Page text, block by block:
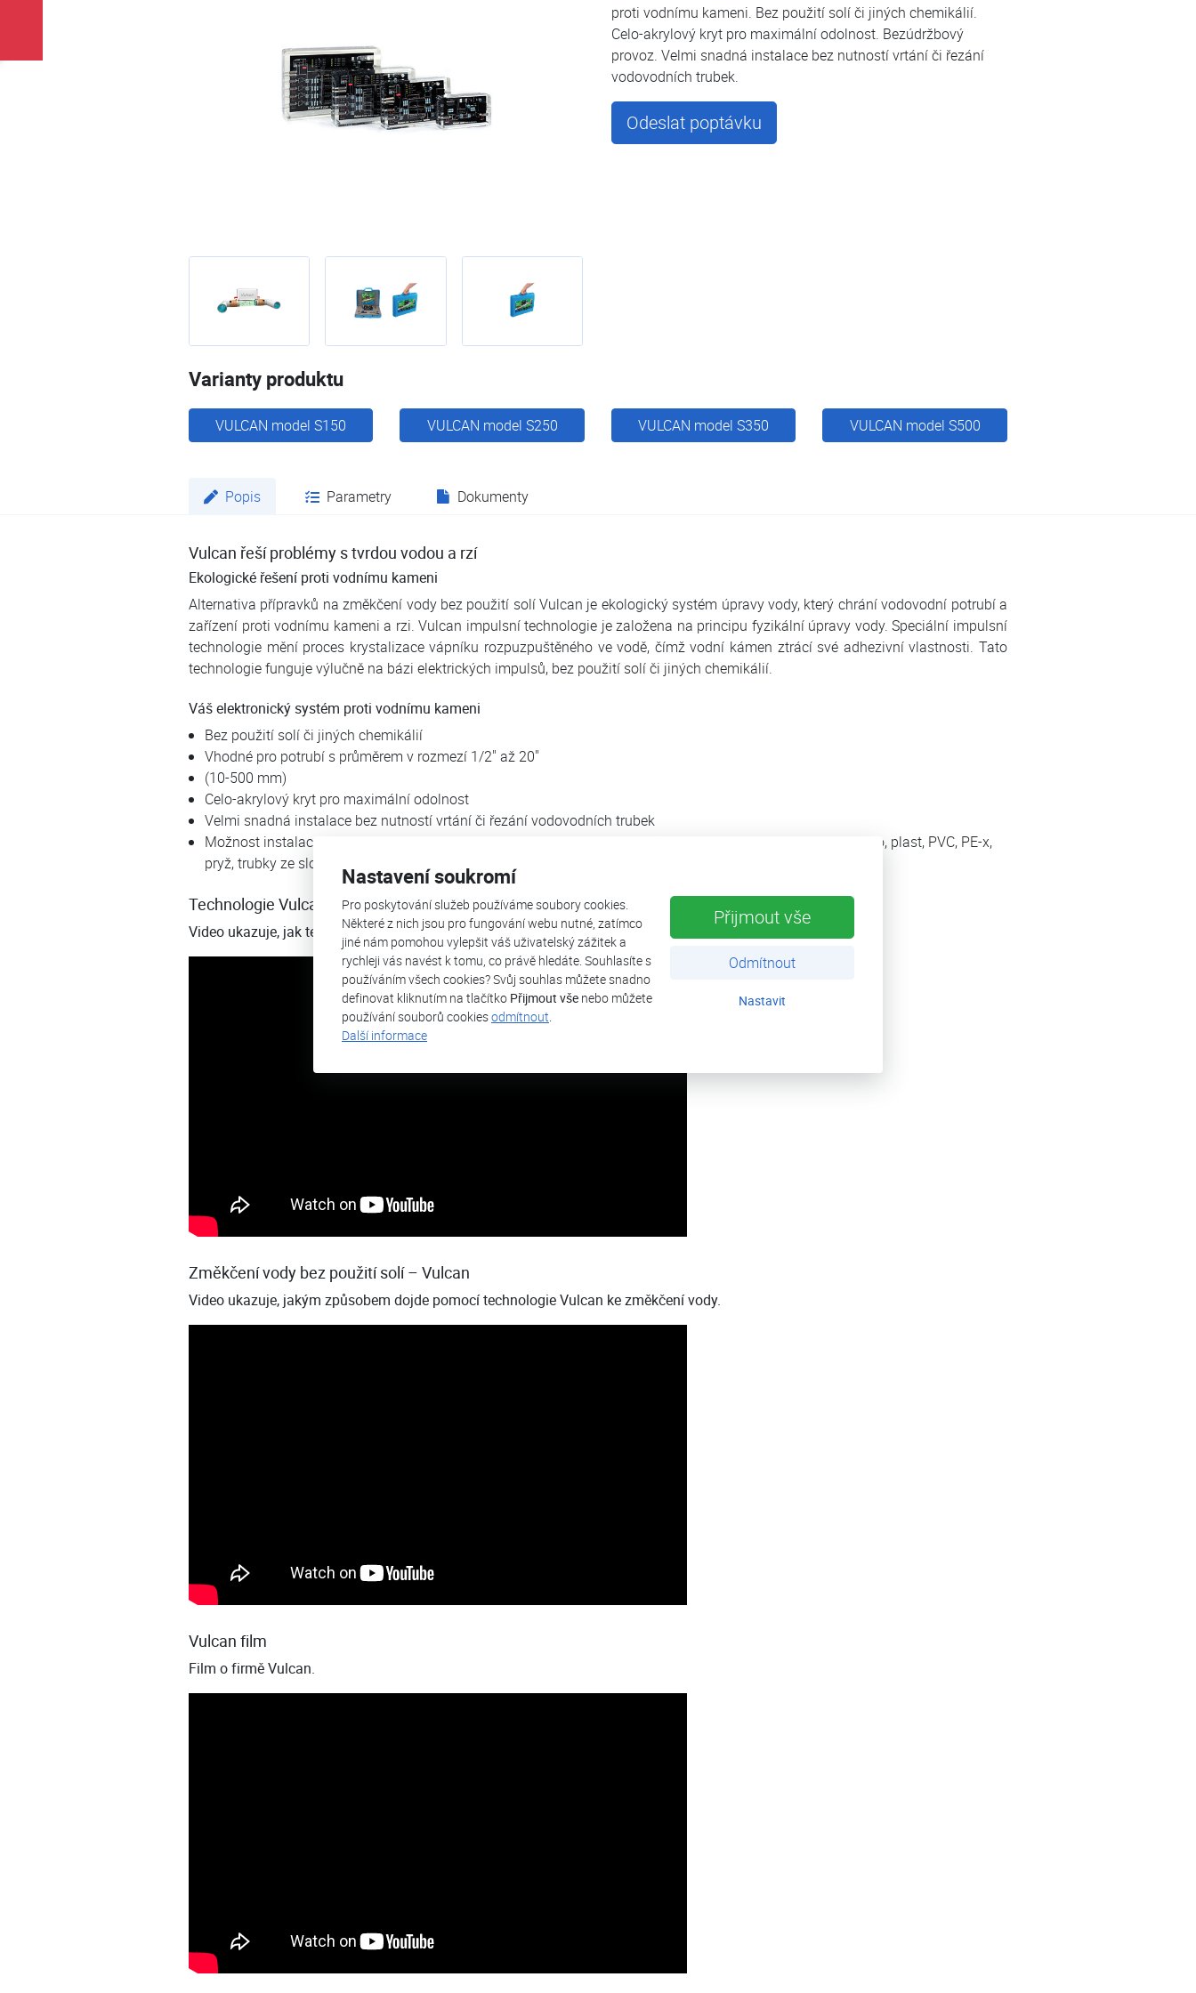
Nastavení soukromí
Pro poskytování služeb používáme soubory cookies.
Některé z nich jsou pro fungování webu nutné, zatímco
jiné nám pomohou vylepšit váš uživatelský zážitek a
rychleji vás navést k tomu, co právě hledáte. Souhlasíte s
používáním všech cookies? Svůj souhlas můžete snadno
definovat kliknutím na tlačítko Přijmout vše nebo můžete
používání souborů cookiesodmítnout.
Další informace
Přijmout vše
Odmítnout
Nastavit
proti vodnímu kameni. Bez použití solí či jiných chemikálií.
Celo-akrylový kryt pro maximální odolnost. Bezúdržbový
provoz. Velmi snadná instalace bez nutností vrtání či řezání
vodovodních trubek.
Odeslat poptávku
Varianty produktu
VULCAN model S150 VULCAN model S250 VULCAN model S350 VULCAN model S500
Popis Parametry Dokumenty
Vulcan řeší problémy s tvrdou vodou a rzí
Ekologické řešení proti vodnímu kameni
Alternativa přípravků na změkčení vody bez použití solí Vulcan je ekologický systém úpravy vody, který chrání vodovodní potrubí a
zařízení proti vodnímu kameni a rzi. Vulcan impulsní technologie je založena na principu fyzikální úpravy vody. Speciální impulsní
technologie mění proces krystalizace vápníku rozpuzpuštěného ve vodě, čímž vodní kámen ztrácí své adhezivní vlastnosti. Tato
technologie funguje výlučně na bázi elektrických impulsů, bez použití solí či jiných chemikálií.
Váš elektronický systém proti vodnímu kameni
Bez použití solí či jiných chemikálií
Vhodné pro potrubí s průměrem v rozmezí 1/2" až 20"
(10-500 mm)
Celo-akrylový kryt pro maximální odolnost
Velmi snadná instalace bez nutností vrtání či řezání vodovodních trubek
Možnost instalace na trubky z jakéhokoliv materiálu – železo, nerez, měď, nerezová ocel, pozinkované železo, plast, PVC, PE-x,
pryž, trubky ze sloučenin různých materiálů, atd.
Technologie Vulcan
Video ukazuje, jak technologie Vulcan funguje.
Změkčení vody bez použití solí – Vulcan
Video ukazuje, jakým způsobem dojde pomocí technologie Vulcan ke změkčení vody.
Vulcan film
Film o firmě Vulcan.